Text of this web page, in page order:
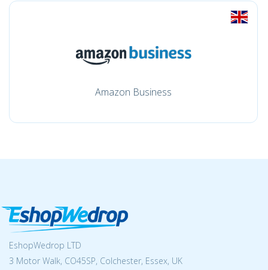
Amazon Business
EshopWedrop LTD
3 Motor Walk, CO45SP, Colchester, Essex, UK